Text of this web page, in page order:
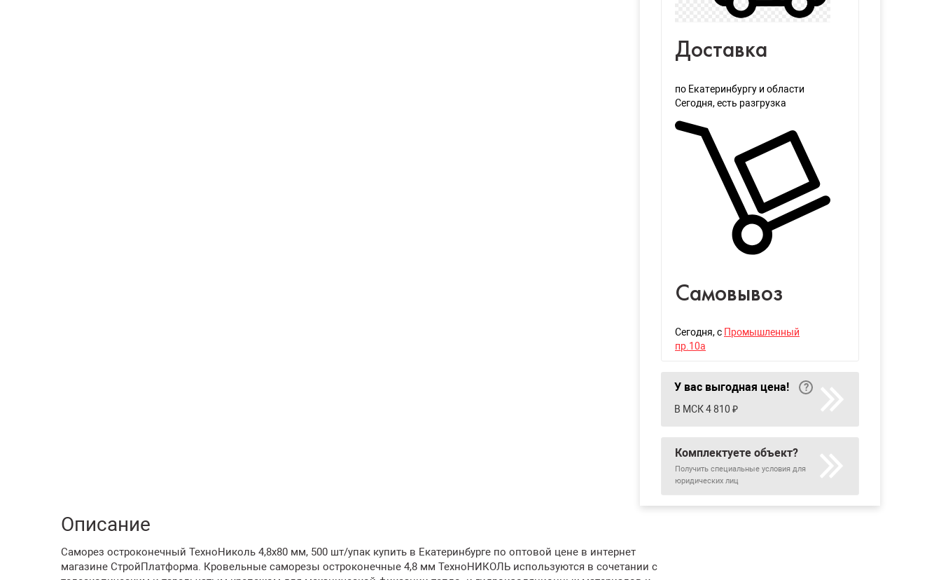
Доставка
по Екатеринбургу и области
Сегодня, есть разгрузка
Самовывоз
Сегодня, с Промышленный
пр.10а
У вас выгодная цена!
В МСК 4 810 ₽
Комплектуете объект?
Получить специальные условия для
юридических лиц
Описание
Саморез остроконечный ТехноНиколь 4,8х80 мм, 500 шт/упак купить в Екатеринбурге по оптовой цене в интернет
магазине СтройПлатформа. Кровельные саморезы остроконечные 4,8 мм ТехноНИКОЛЬ используются в сочетании с